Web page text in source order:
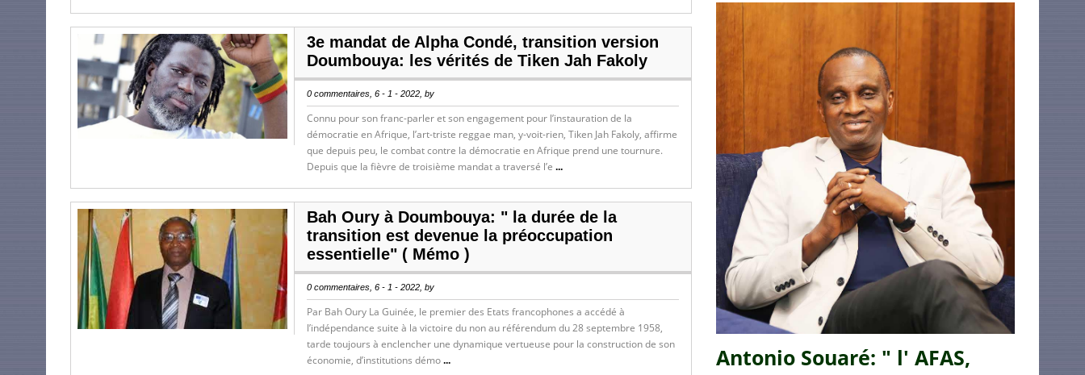
3e mandat de Alpha Condé, transition version
Doumbouya: les vérités de Tiken Jah Fakoly
0 commentaires, 6 - 1 - 2022, by
Connu pour son franc-parler et son engagement pour l’instauration de la
démocratie en Afrique, l’art-triste reggae man, y-voit-rien, Tiken Jah Fakoly, affirme
que depuis peu, le combat contre la démocratie en Afrique prend une tournure.
Depuis que la fièvre de troisième mandat a traversé l’e ...
Bah Oury à Doumbouya: " la durée de la
transition est devenue la préoccupation
essentielle" ( Mémo )
0 commentaires, 6 - 1 - 2022, by
Par Bah Oury La Guinée, le premier des Etats francophones a accédé à
l’indépendance suite à la victoire du non au référendum du 28 septembre 1958,
tarde toujours à enclencher une dynamique vertueuse pour la construction de son
économie, d’institutions démo...
Antonio Souaré: " l' AFAS,